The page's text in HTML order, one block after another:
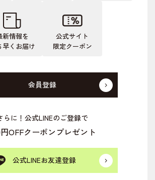
新情報を
早くお届け
公式サイト
限定クーポン
会員登録
らに！公式LINEのご登録で
OFFクーポンプレゼント
公式LINEお友達登録